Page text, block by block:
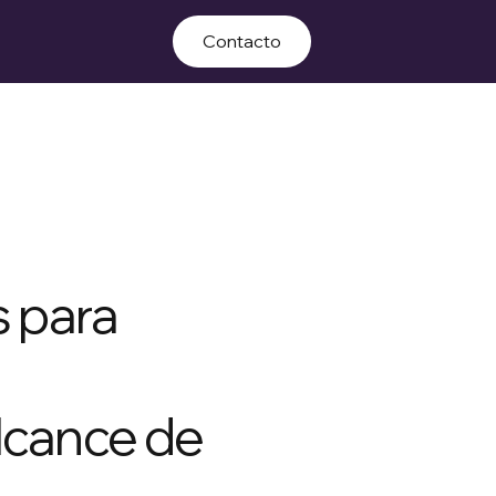
Contacto
para
de